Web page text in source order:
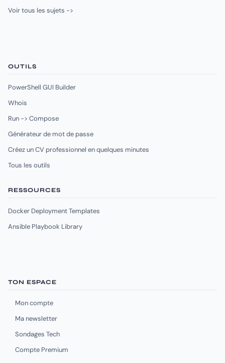
Voir tous les sujets ->
OUTILS
PowerShell GUI Builder
Whois
Run -> Compose
Générateur de mot de passe
Créez un CV professionnel en quelques minutes
Tous les outils
RESSOURCES
Docker Deployment Templates
Ansible Playbook Library
TON ESPACE
Mon compte
Ma newsletter
Sondages Tech
Compte Premium